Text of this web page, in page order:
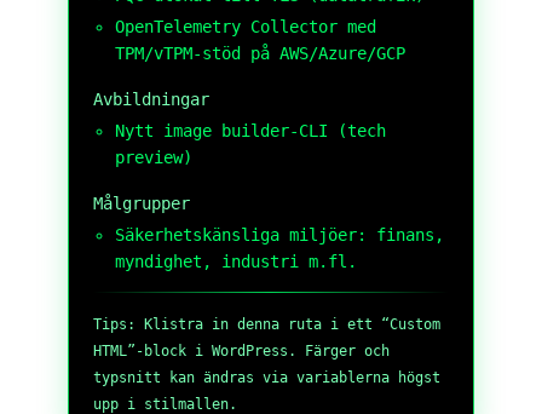
OpenTelemetry Collector med
TPM/vTPM-stöd på AWS/Azure/GCP
Avbildningar
Nytt image builder-CLI (tech
preview)
Målgrupper
Säkerhetskänsliga miljöer: finans,
myndighet, industri m.fl.
Tips: Klistra in denna ruta i ett “Custom
HTML”-block i WordPress. Färger och
typsnitt kan ändras via variablerna högst
upp i stilmallen.